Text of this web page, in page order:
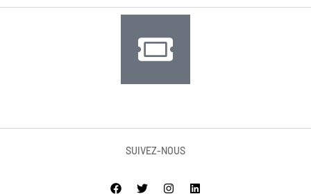
SUIVEZ-NOUS